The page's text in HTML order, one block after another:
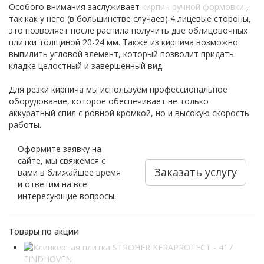
Особого внимания заслуживает кирпич ручной формовки ,
так как у него (в большинстве случаев) 4 лицевые стороны,
это позволяет после распила получить две облицовочных
плитки толщиной 20-24 мм. Также из кирпича возможно
выпилить угловой элемент, который позволит придать
кладке целостный и завершенный вид.
Для резки кирпича мы используем профессиональное
оборудование, которое обеспечивает не только
аккуратный спил с ровной кромкой, но и высокую скорость
работы.
Оформите заявку на
сайте, мы свяжемся с
вами в ближайшее время
и ответим на все
интересующие вопросы.
Заказать услугу
Товары по акции